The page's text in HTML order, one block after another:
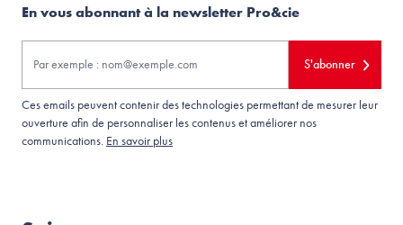
En vous abonnant à la newsletter Pro&cie
S'abonner
Ces emails peuvent contenir des technologies permettant de mesurer leur
ouverture afin de personnaliser les contenus et améliorer nos
communications. En savoir plus